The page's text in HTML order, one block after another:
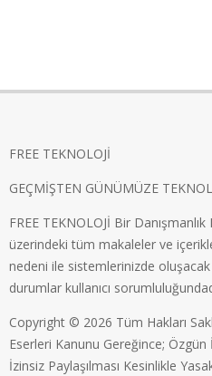
FREE TEKNOLOJİ
GEÇMİŞTEN GÜNÜMÜZE
FREE TEKNOLOJİ Bir
üzerindeki tüm makaleler ve
nedeni ile sistemlerinizde
durumlar kullanıcı
Copyright © 2026 Tüm Hakları
Eserleri Kanunu Gereğince;
İzinsiz Paylaşılması Kesinlikle